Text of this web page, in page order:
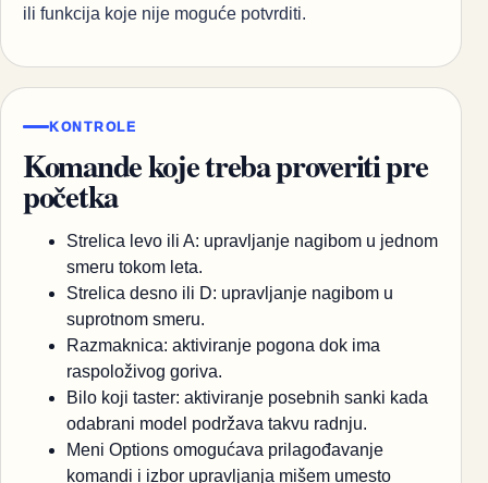
ili funkcija koje nije moguće potvrditi.
KONTROLE
Komande koje treba proveriti pre
početka
Strelica levo ili A: upravljanje nagibom u jednom
smeru tokom leta.
Strelica desno ili D: upravljanje nagibom u
suprotnom smeru.
Razmaknica: aktiviranje pogona dok ima
raspoloživog goriva.
Bilo koji taster: aktiviranje posebnih sanki kada
odabrani model podržava takvu radnju.
Meni Options omogućava prilagođavanje
komandi i izbor upravljanja mišem umesto